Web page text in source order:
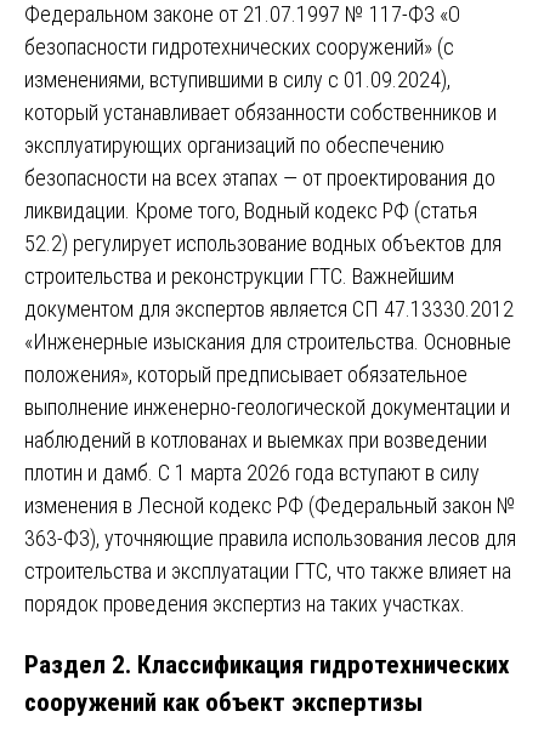
Федеральном законе от 21.07.1997 № 117-ФЗ «О
безопасности гидротехнических сооружений» (с
изменениями, вступившими в силу с 01.09.2024),
который устанавливает обязанности собственников и
эксплуатирующих организаций по обеспечению
безопасности на всех этапах — от проектирования до
ликвидации. Кроме того, Водный кодекс РФ (статья
52.2) регулирует использование водных объектов для
строительства и реконструкции ГТС. Важнейшим
документом для экспертов является СП 47.13330.2012
«Инженерные изыскания для строительства. Основные
положения», который предписывает обязательное
выполнение инженерно-геологической документации и
наблюдений в котлованах и выемках при возведении
плотин и дамб. С 1 марта 2026 года вступают в силу
изменения в Лесной кодекс РФ (Федеральный закон №
363-ФЗ), уточняющие правила использования лесов для
строительства и эксплуатации ГТС, что также влияет на
порядок проведения экспертиз на таких участках.
Раздел 2. Классификация гидротехнических
сооружений как объект экспертизы